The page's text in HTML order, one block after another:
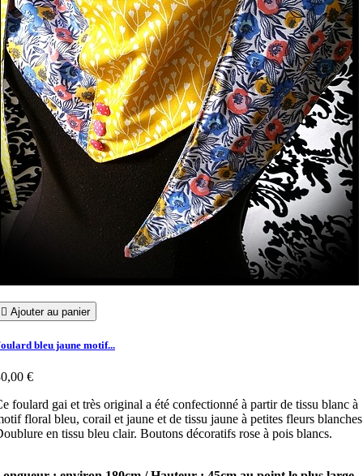
 Ajouter au panier
bleu jaune motif...
€
foulard gai et très original a été confectionné à partir de tissu blanc à
floral bleu, corail et jaune et de tissu jaune à petites fleurs
en tissu bleu clair. Boutons décoratifs rose à pois blancs.